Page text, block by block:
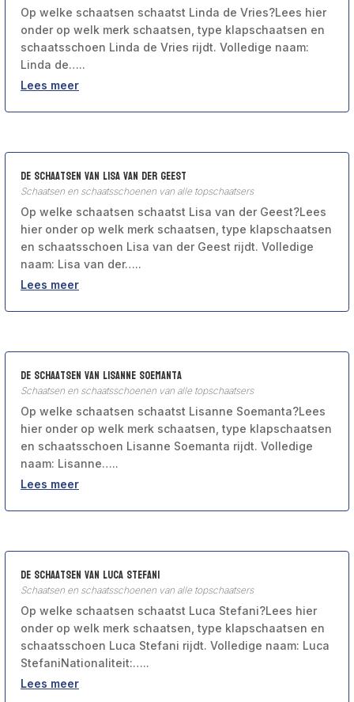
Op welke schaatsen schaatst Linda de Vries?Lees hier
onder op welk merk schaatsen, type klapschaatsen en
schaatsschoen Linda de Vries rijdt. Volledige naam:
Linda de…..
Lees meer
De schaatsen van Lisa van der Geest
Schaatsen en schaatsschoenen van alle topschaatsers
Op welke schaatsen schaatst Lisa van der Geest?Lees
hier onder op welk merk schaatsen, type klapschaatsen
en schaatsschoen Lisa van der Geest rijdt. Volledige
naam: Lisa van der…..
Lees meer
De schaatsen van Lisanne Soemanta
Schaatsen en schaatsschoenen van alle topschaatsers
Op welke schaatsen schaatst Lisanne Soemanta?Lees
hier onder op welk merk schaatsen, type klapschaatsen
en schaatsschoen Lisanne Soemanta rijdt. Volledige
naam: Lisanne…..
Lees meer
De schaatsen van Luca Stefani
Schaatsen en schaatsschoenen van alle topschaatsers
Op welke schaatsen schaatst Luca Stefani?Lees hier
onder op welk merk schaatsen, type klapschaatsen en
schaatsschoen Luca Stefani rijdt. Volledige naam: Luca
StefaniNationaliteit:…..
Lees meer